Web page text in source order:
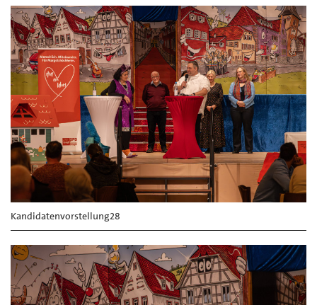
Kandidatenvorstellung28